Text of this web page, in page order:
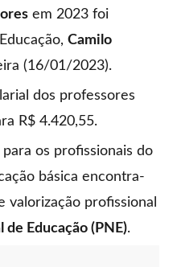
em 2023 foi
Camilo
(16/01/2023).
dos professores
R$ 4.420,55.
para os profissionais do
básica encontra-
valorização profissional
de Educação (PNE).